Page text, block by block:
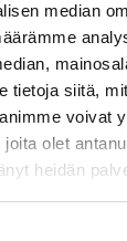
median
tietoja siitä,
voivat
olet
heidän